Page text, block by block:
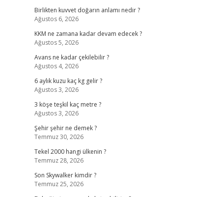
Birlikten kuvvet doğarın anlamı nedir ?
Ağustos 6, 2026
KKM ne zamana kadar devam edecek ?
Ağustos 5, 2026
Avans ne kadar çekilebilir ?
Ağustos 4, 2026
6 aylık kuzu kaç kg gelir ?
Ağustos 3, 2026
3 köşe teşkil kaç metre ?
Ağustos 3, 2026
Şehir şehir ne demek ?
Temmuz 30, 2026
Tekel 2000 hangi ülkenin ?
Temmuz 28, 2026
Son Skywalker kimdir ?
Temmuz 25, 2026